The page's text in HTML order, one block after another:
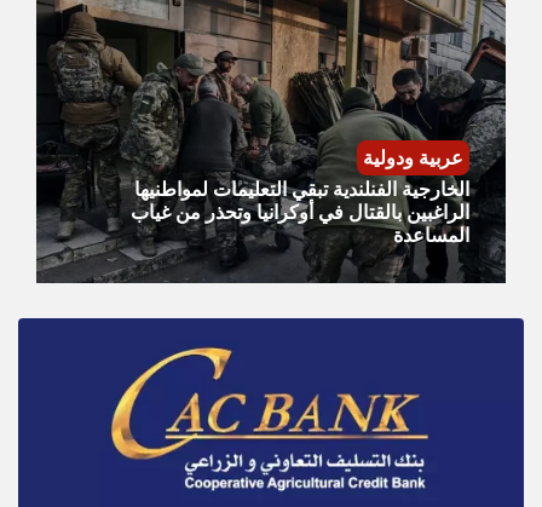
عربية ودولية
الخارجية الفنلندية تبقي التعليمات لمواطنيها
الراغبين بالقتال في أوكرانيا وتحذر من غياب
المساعدة